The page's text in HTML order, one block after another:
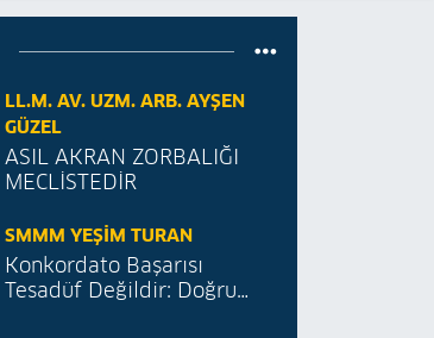
LL.M. AV. UZM. ARB. AYŞEN
GÜZEL
ASIL AKRAN ZORBALIĞI
MECLİSTEDİR
SMMM YEŞIM TURAN
Konkordato Başarısı
Tesadüf Değildir: Doğru